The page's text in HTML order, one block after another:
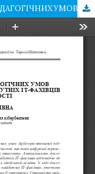
ТЕОРЕТИЧНЕ ОБҐРУНТУВАННЯ ПЕДАГОГІЧНИХ УМОВ AGILE-ОРІЄНТОВАНОЇ ПІДГОТОВКИ МАЙБУТНІХ IT-ФАХІВЦІВ ДО ПРОФЕСІЙНОЇ ДІЯЛЬНОСТІ